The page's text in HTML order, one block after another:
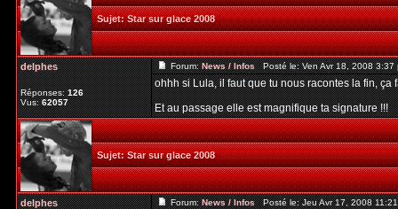
Sujet:Star sur glace 2008
delphes
Réponses:126
Vus:62057
Forum:News / InfosPosté le: Ven Avr 18, 2008
ohhh si Lula, il faut que tu nous racontes la fin, ça
Et au passage elle est magnifique ta signature !!!
Sujet:Star sur glace 2008
delphes Forum:News / InfosPosté le: Jeu Avr 17, 2008